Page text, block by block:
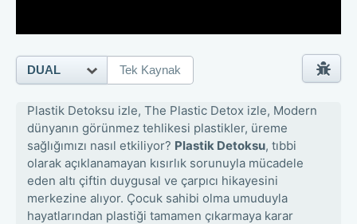
Plastik Detoksu izle, The Plastic Detox izle, Modern
dünyanın görünmez tehlikesi plastikler, üreme
sağlığımızı nasıl etkiliyor? Plastik Detoksu, tıbbi
olarak açıklanamayan kısırlık sorunuyla mücadele
eden altı çiftin duygusal ve çarpıcı hikayesini
merkezine alıyor. Çocuk sahibi olma umuduyla
hayatlarından plastiği tamamen çıkarmaya karar
DUAL Tek Kaynak